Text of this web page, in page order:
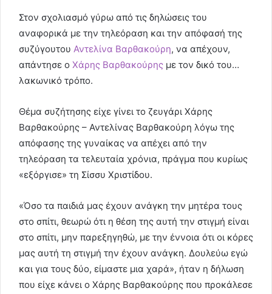
Στον σχολιασμό γύρω από τις δηλώσεις του
αναφορικά με την τηλεόραση και την απόφασή της
συζύγουτου Αντελίνα Βαρθακούρη, να απέχουν,
απάντησε ο Χάρης Βαρθακούρης με τον δικό του…
λακωνικό τρόπο.
Θέμα συζήτησης είχε γίνει το ζευγάρι Χάρης
Βαρθακούρης – Αντελίνας Βαρθακούρη λόγω της
απόφασης της γυναίκας να απέχει από την
τηλεόραση τα τελευταία χρόνια, πράγμα που κυρίως
«εξόργισε» τη Σίσσυ Χριστίδου.
«Όσο τα παιδιά μας έχουν ανάγκη την μητέρα τους
στο σπίτι, θεωρώ ότι η θέση της αυτή την στιγμή είναι
στο σπίτι, μην παρεξηγηθώ, με την έννοια ότι οι κόρες
μας αυτή τη στιγμή την έχουν ανάγκη. Δουλεύω εγώ
και για τους δύο, είμαστε μια χαρά», ήταν η δήλωση
που είχε κάνει ο Χάρης Βαρθακούρης που προκάλεσε